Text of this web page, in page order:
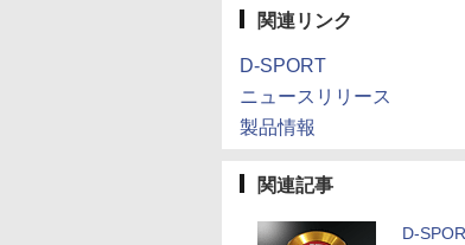
関連リンク
D-SPORT
ニュースリリース
製品情報
関連記事
D-